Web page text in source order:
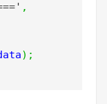
,
);